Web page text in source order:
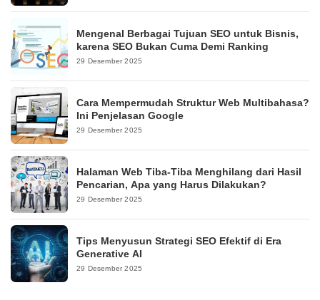
Mengenal Berbagai Tujuan SEO untuk Bisnis,
karena SEO Bukan Cuma Demi Ranking
29 Desember 2025
Cara Mempermudah Struktur Web Multibahasa?
Ini Penjelasan Google
29 Desember 2025
Halaman Web Tiba-Tiba Menghilang dari Hasil
Pencarian, Apa yang Harus Dilakukan?
29 Desember 2025
Tips Menyusun Strategi SEO Efektif di Era
Generative AI
29 Desember 2025